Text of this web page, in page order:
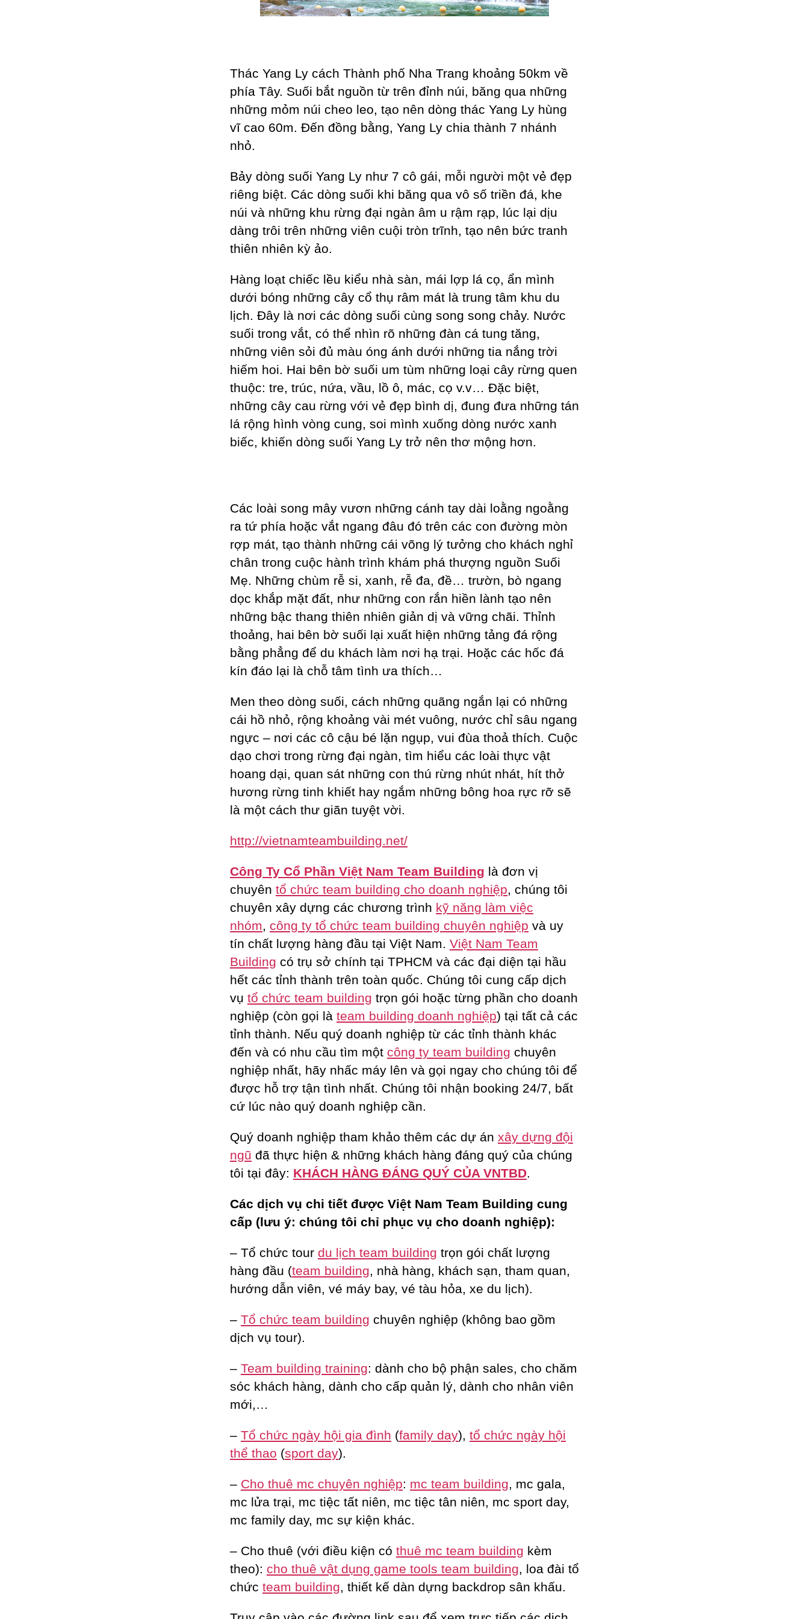
Thác Yang Ly cách Thành phố Nha Trang khoảng 50km về
phía Tây. Suối bắt nguồn từ trên đỉnh núi, băng qua những
những mỏm núi cheo leo, tạo nên dòng thác Yang Ly hùng
vĩ cao 60m. Đến đồng bằng, Yang Ly chia thành 7 nhánh
nhỏ.
Bảy dòng suối Yang Ly như 7 cô gái, mỗi người một vẻ đẹp
riêng biệt. Các dòng suối khi băng qua vô số triền đá, khe
núi và những khu rừng đại ngàn âm u rậm rạp, lúc lại dịu
dàng trôi trên những viên cuội tròn trĩnh, tạo nên bức tranh
thiên nhiên kỳ ảo.
Hàng loạt chiếc lều kiểu nhà sàn, mái lợp lá cọ, ẩn mình
dưới bóng những cây cổ thụ râm mát là trung tâm khu du
lịch. Đây là nơi các dòng suối cùng song song chảy. Nước
suối trong vắt, có thể nhìn rõ những đàn cá tung tăng,
những viên sỏi đủ màu óng ánh dưới những tia nắng trời
hiếm hoi. Hai bên bờ suối um tùm những loại cây rừng quen
thuộc: tre, trúc, nứa, vầu, lồ ô, mác, cọ v.v… Đặc biệt,
những cây cau rừng với vẻ đẹp bình dị, đung đưa những tán
lá rộng hình vòng cung, soi mình xuống dòng nước xanh
biếc, khiến dòng suối Yang Ly trở nên thơ mộng hơn.
Các loài song mây vươn những cánh tay dài loằng ngoằng
ra tứ phía hoặc vắt ngang đâu đó trên các con đường mòn
rợp mát, tạo thành những cái võng lý tưởng cho khách nghỉ
chân trong cuộc hành trình khám phá thượng nguồn Suối
Mẹ. Những chùm rễ si, xanh, rễ đa, đề… trườn, bò ngang
dọc khắp mặt đất, như những con rắn hiền lành tạo nên
những bậc thang thiên nhiên giản dị và vững chãi. Thỉnh
thoảng, hai bên bờ suối lại xuất hiện những tảng đá rộng
bằng phẳng để du khách làm nơi hạ trại. Hoặc các hốc đá
kín đáo lại là chỗ tâm tình ưa thích…
Men theo dòng suối, cách những quãng ngắn lại có những
cái hồ nhỏ, rộng khoảng vài mét vuông, nước chỉ sâu ngang
ngực – nơi các cô cậu bé lặn ngụp, vui đùa thoả thích. Cuộc
dạo chơi trong rừng đại ngàn, tìm hiểu các loài thực vật
hoang dại, quan sát những con thú rừng nhút nhát, hít thở
hương rừng tinh khiết hay ngắm những bông hoa rực rỡ sẽ
là một cách thư giãn tuyệt vời.
http://vietnamteambuilding.net/
Công Ty Cổ Phần Việt Nam Team Building là đơn vị
chuyên tổ chức team building cho doanh nghiệp , chúng tôi
chuyên xây dựng các chương trình kỹ năng làm việc
nhóm
công ty tổ chức team building chuyên nghiệp và uy
tín chất lượng hàng đầu tại Việt Nam. Việt Nam Team
Building có trụ sở chính tại TPHCM và các đại diện tại hầu
hết các tỉnh thành trên toàn quốc. Chúng tôi cung cấp dịch
vụ tổ chức team building trọn gói hoặc từng phần cho doanh
nghiệp (còn gọi là team building doanh nghiệp) tại tất cả các
tỉnh thành. Nếu quý doanh nghiệp từ các tỉnh thành khác
đến và có nhu cầu tìm một công ty team building chuyên
nghiệp nhất, hãy nhấc máy lên và gọi ngay cho chúng tôi để
được hỗ trợ tận tình nhất. Chúng tôi nhận booking 24/7, bất
cứ lúc nào quý doanh nghiệp cần.
Quý doanh nghiệp tham khảo thêm các dự án xây dựng đội
ngũ đã thực hiện & những khách hàng đáng quý của chúng
tôi tại đây: KHÁCH HÀNG ĐÁNG QUÝ CỦA VNTBD
Các dịch vụ chi tiết được Việt Nam Team Building cung
cấp (lưu ý: chúng tôi chỉ phục vụ cho doanh nghiệp):
– Tổ chức tour du lịch team building trọn gói chất lượng
hàng đầu (team building , nhà hàng, khách sạn, tham quan,
hướng dẫn viên, vé máy bay, vé tàu hỏa, xe du lịch).
– Tổ chức team building chuyên nghiệp (không bao gồm
dịch vụ tour).
– Team building training: dành cho bộ phận sales, cho chăm
sóc khách hàng, dành cho cấp quản lý, dành cho nhân viên
mới,…
– Tổ chức ngày hội gia đình (family day), tổ chức ngày hội
thể thao (sport day).
– Cho thuê mc chuyên nghiệp: mc team building , mc gala,
mc lửa trại, mc tiệc tất niên, mc tiệc tân niên, mc sport day,
mc family day, mc sự kiện khác.
– Cho thuê (với điều kiện có thuê mc team building kèm
theo): cho thuê vật dụng game tools team building , loa đài tổ
chức team building , thiết kế dàn dựng backdrop sân khấu.